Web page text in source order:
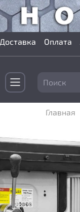
Доставка Оплата
Главная